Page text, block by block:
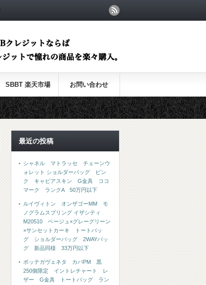
SBBT 楽天市場 お問い合わせ
最近の投稿
シャネル マトラッセ チェーンウ
ォレット ショルダーバッグ ピン
ク キャビアスキン G金具 ココ
マーク ランクA 50万円以下
ルイヴィトン オンザゴーMM モ
ノグラムスプリング イザシティ
M20510 ベージュ×グレーグリーン
×サンセットカーキ トートバッ
グ ショルダーバッグ 2WAYバッ
グ 新品同様 33万円以下
ボッテガヴェネタ カバPM 黒
250個限定 イントレチャート レ
ザー G金具 トートバッグ ラン